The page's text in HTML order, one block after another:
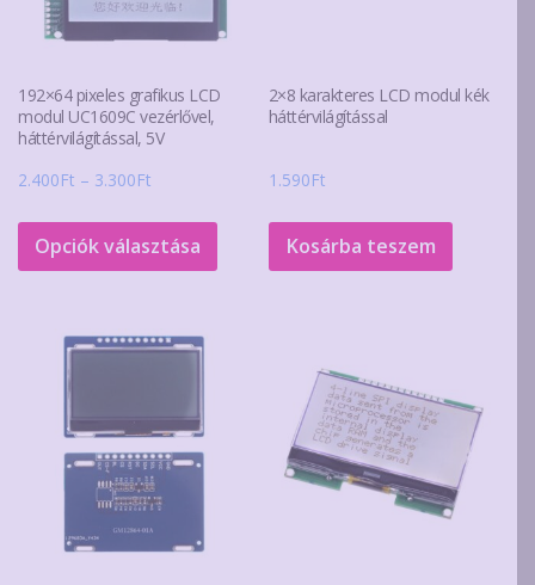
192×64 pixeles grafikus LCD
modul UC1609C vezérlővel,
háttérvilágítással, 5V
2.400Ft – 3.300Ft
-
3.300Ft
Opciók választása
terméknek
változatok
termékoldalon
2×8 karakteres LCD modul kék
háttérvilágítással
1.590Ft
Kosárba teszem